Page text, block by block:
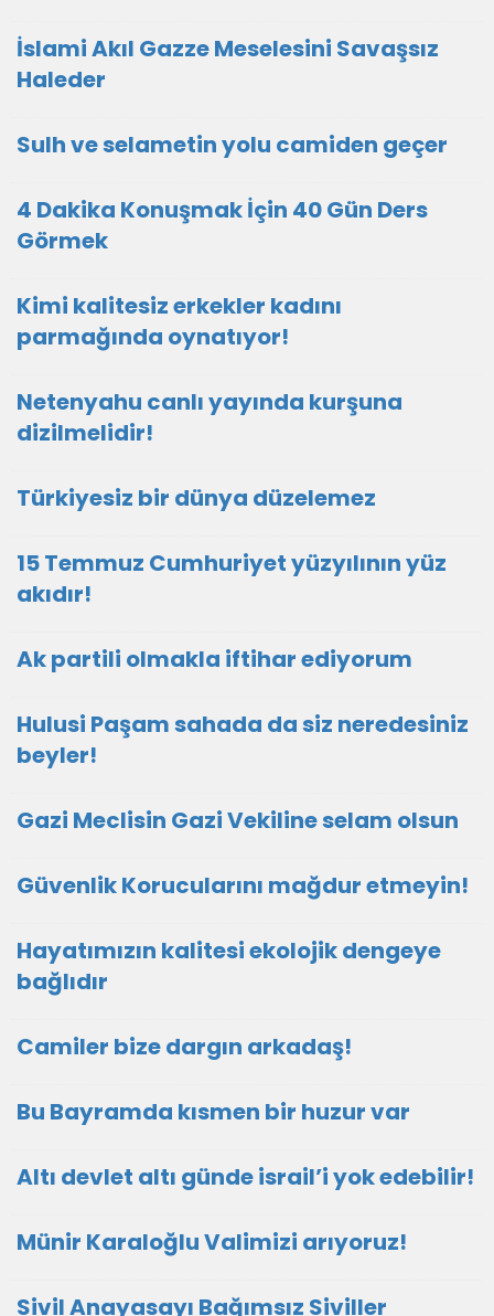
İslami Akıl Gazze Meselesini Savaşsız
Haleder
Sulh ve selametin yolu camiden geçer
4 Dakika Konuşmak İçin 40 Gün Ders
Görmek
Kimi kalitesiz erkekler kadını
parmağında oynatıyor!
Netenyahu canlı yayında kurşuna
dizilmelidir!
Türkiyesiz bir dünya düzelemez
15 Temmuz Cumhuriyet yüzyılının yüz
akıdır!
Ak partili olmakla iftihar ediyorum
Hulusi Paşam sahada da siz neredesiniz
beyler!
Gazi Meclisin Gazi Vekiline selam olsun
Güvenlik Korucularını mağdur etmeyin!
Hayatımızın kalitesi ekolojik dengeye
bağlıdır
Camiler bize dargın arkadaş!
Bu Bayramda kısmen bir huzur var
Altı devlet altı günde israil’i yok edebilir!
Münir Karaloğlu Valimizi arıyoruz!
Sivil Anayasayı Bağımsız Siviller